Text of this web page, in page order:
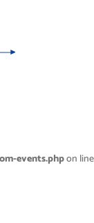
events.phpon line